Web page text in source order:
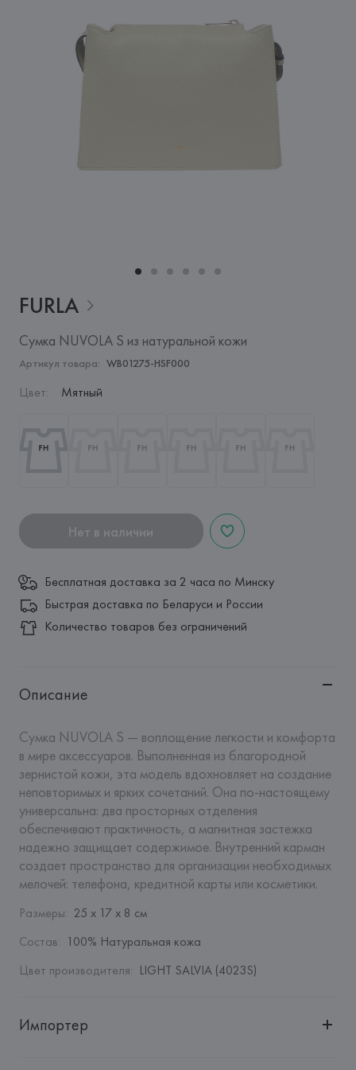
FURLA
Сумка NUVOLA S из натуральной кожи
Артикул товара: WB01275-HSF000
Цвет: Мятный
Нет в наличии
Бесплатная доставка за 2 часа по Минску
Быстрая доставка по Беларуси и России
Количество товаров без ограничений
Описание
Сумка NUVOLA S — воплощение легкости и комфорта
в мире аксессуаров. Выполненная из благородной
зернистой кожи, эта модель вдохновляет на создание
неповторимых и ярких сочетаний. Она по-настоящему
универсальна: два просторных отделения
обеспечивают практичность, а магнитная застежка
надежно защищает содержимое. Внутренний карман
создает пространство для организации необходимых
мелочей: телефона, кредитной карты или косметики.
Размеры: 25 x 17 x 8 см
Состав: 100% Натуральная кожа
Цвет производителя: LIGHT SALVIA (4023S)
Импортер